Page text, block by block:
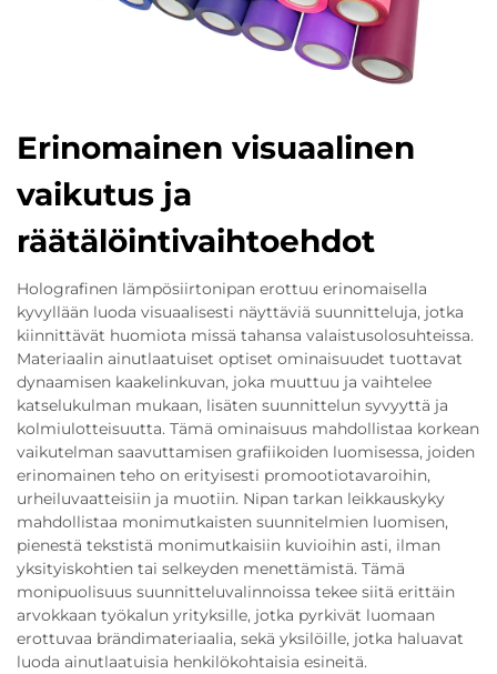
Erinomainen visuaalinen
vaikutus ja
räätälöintivaihtoehdot
Holografinen lämpösiirtonipan erottuu erinomaisella
kyvyllään luoda visuaalisesti näyttäviä suunnitteluja, jotka
kiinnittävät huomiota missä tahansa valaistusolosuhteissa.
Materiaalin ainutlaatuiset optiset ominaisuudet tuottavat
dynaamisen kaakelinkuvan, joka muuttuu ja vaihtelee
katselukulman mukaan, lisäten suunnittelun syvyyttä ja
kolmiulotteisuutta. Tämä ominaisuus mahdollistaa korkean
vaikutelman saavuttamisen grafiikoiden luomisessa, joiden
erinomainen teho on erityisesti promootiotavaroihin,
urheiluvaatteisiin ja muotiin. Nipan tarkan leikkauskyky
mahdollistaa monimutkaisten suunnitelmien luomisen,
pienestä tekstistä monimutkaisiin kuvioihin asti, ilman
yksityiskohtien tai selkeyden menettämistä. Tämä
monipuolisuus suunnitteluvalinnoissa tekee siitä erittäin
arvokkaan työkalun yrityksille, jotka pyrkivät luomaan
erottuvaa brändimateriaalia, sekä yksilöille, jotka haluavat
luoda ainutlaatuisia henkilökohtaisia esineitä.